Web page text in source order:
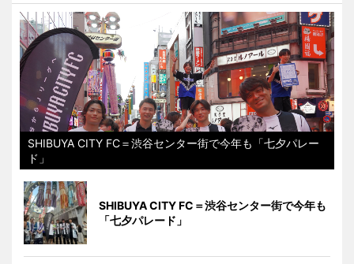
SHIBUYA CITY FC＝渋谷センター街で今年も「七夕パレー
ド」
SHIBUYA CITY FC＝渋谷センター街で今年も
「七夕パレード」